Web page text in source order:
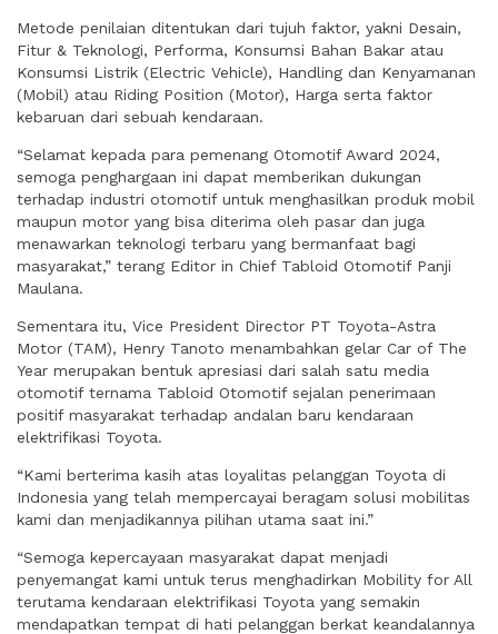
Metode penilaian ditentukan dari tujuh faktor, yakni Desain,
Fitur & Teknologi, Performa, Konsumsi Bahan Bakar atau
Konsumsi Listrik (Electric Vehicle), Handling dan Kenyamanan
(Mobil) atau Riding Position (Motor), Harga serta faktor
kebaruan dari sebuah kendaraan.
“Selamat kepada para pemenang Otomotif Award 2024,
semoga penghargaan ini dapat memberikan dukungan
terhadap industri otomotif untuk menghasilkan produk mobil
maupun motor yang bisa diterima oleh pasar dan juga
menawarkan teknologi terbaru yang bermanfaat bagi
masyarakat,” terang Editor in Chief Tabloid Otomotif Panji
Maulana.
Sementara itu, Vice President Director PT Toyota-Astra
Motor (TAM), Henry Tanoto menambahkan gelar Car of The
Year merupakan bentuk apresiasi dari salah satu media
otomotif ternama Tabloid Otomotif sejalan penerimaan
positif masyarakat terhadap andalan baru kendaraan
elektrifikasi Toyota.
“Kami berterima kasih atas loyalitas pelanggan Toyota di
Indonesia yang telah mempercayai beragam solusi mobilitas
kami dan menjadikannya pilihan utama saat ini.”
“Semoga kepercayaan masyarakat dapat menjadi
penyemangat kami untuk terus menghadirkan Mobility for All
terutama kendaraan elektrifikasi Toyota yang semakin
mendapatkan tempat di hati pelanggan berkat keandalannya